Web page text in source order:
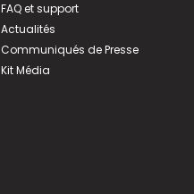
FAQ et support
Actualités
Communiqués de Presse
Kit Média